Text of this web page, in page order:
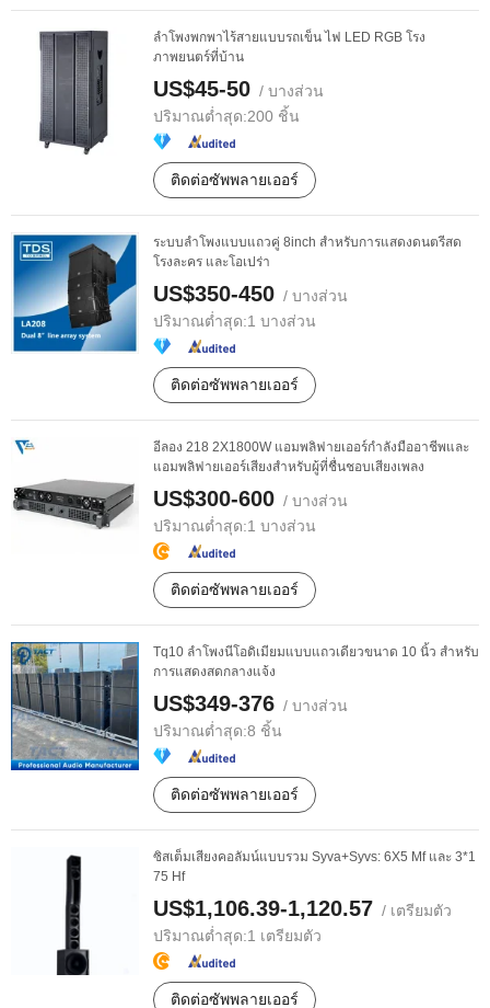
ลำโพงพกพาไร้สายแบบรถเข็น ไฟ LED RGB โรง
ภาพยนตร์ที่บ้าน
US$45-50 / บางส่วน
ปริมาณต่ำสุด:200 ชิ้น
ติดต่อซัพพลายเออร์
ระบบลำโพงแบบแถวคู่ 8inch สำหรับการแสดงดนตรีสด
โรงละคร และโอเปร่า
US$350-450 / บางส่วน
ปริมาณต่ำสุด:1 บางส่วน
ติดต่อซัพพลายเออร์
อีลอง 218 2X1800W แอมพลิฟายเออร์กำลังมืออาชีพและ
แอมพลิฟายเออร์เสียงสำหรับผู้ที่ชื่นชอบเสียงเพลง
US$300-600 / บางส่วน
ปริมาณต่ำสุด:1 บางส่วน
ติดต่อซัพพลายเออร์
Tq10 ลำโพงนีโอดิเมียมแบบแถวเดียวขนาด 10 นิ้ว สำหรับ
การแสดงสดกลางแจ้ง
US$349-376 / บางส่วน
ปริมาณต่ำสุด:8 ชิ้น
ติดต่อซัพพลายเออร์
ซิสเต็มเสียงคอลัมน์แบบรวม Syva+Syvs: 6X5 Mf และ 3*1
75 Hf
US$1,106.39-1,120.57 / เตรียมตัว
ปริมาณต่ำสุด:1 เตรียมตัว
ติดต่อซัพพลายเออร์